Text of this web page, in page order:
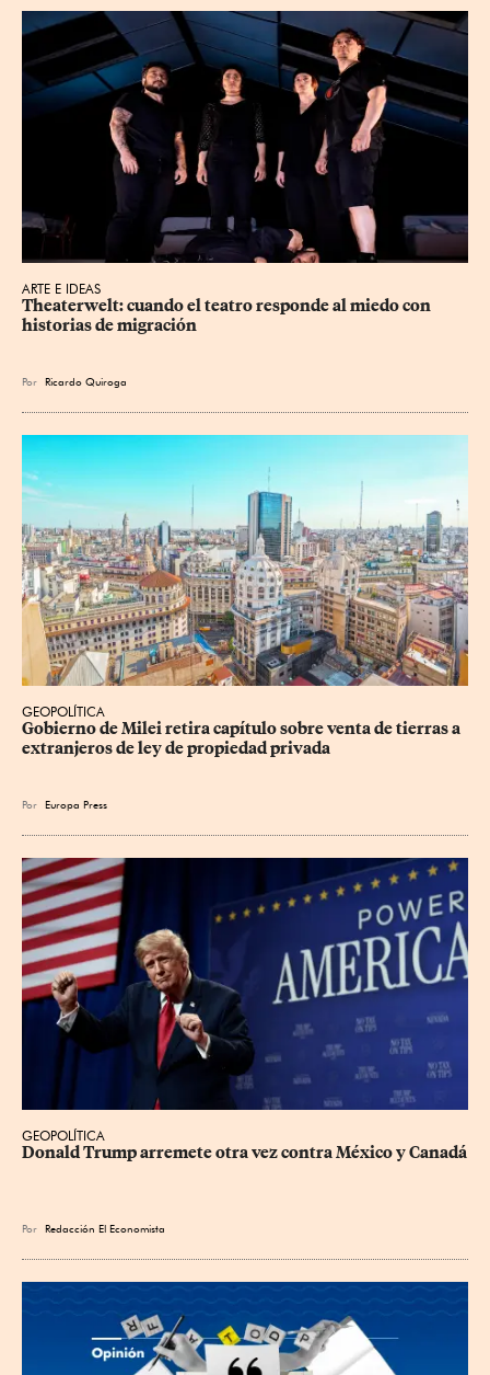
ARTE E IDEAS
Theaterwelt: cuando el teatro responde al miedo con
historias de migración
Por Ricardo Quiroga
GEOPOLÍTICA
Gobierno de Milei retira capítulo sobre venta de tierras a
extranjeros de ley de propiedad privada
Por Europa Press
GEOPOLÍTICA
Donald Trump arremete otra vez contra México y Canadá
Por Redacción El Economista